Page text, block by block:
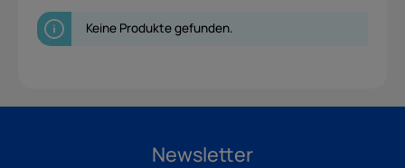
Keine Produkte gefunden.
Newsletter